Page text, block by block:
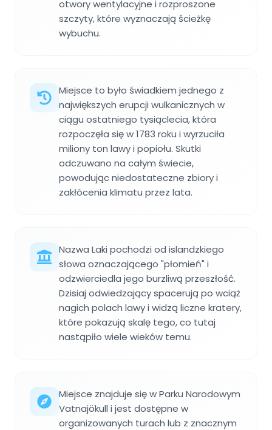
otwory wentylacyjne i rozproszone
szczyty, które wyznaczają ścieżkę
wybuchu.
Miejsce to było świadkiem jednego z
największych erupcji wulkanicznych w
ciągu ostatniego tysiąclecia, która
rozpoczęła się w 1783 roku i wyrzuciła
miliony ton lawy i popiołu. Skutki
odczuwano na całym świecie,
powodując niedostateczne zbiory i
zakłócenia klimatu przez lata.
Nazwa Laki pochodzi od islandzkiego
słowa oznaczającego "płomień" i
odzwierciedla jego burzliwą przeszłość.
Dzisiaj odwiedzający spacerują po wciąż
nagich polach lawy i widzą liczne kratery,
które pokazują skalę tego, co tutaj
nastąpiło wiele wieków temu.
Miejsce znajduje się w Parku Narodowym
Vatnajökull i jest dostępne w
organizowanych turach lub z znacznym